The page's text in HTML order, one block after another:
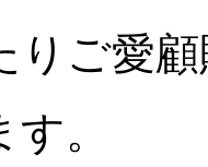
りご愛
。